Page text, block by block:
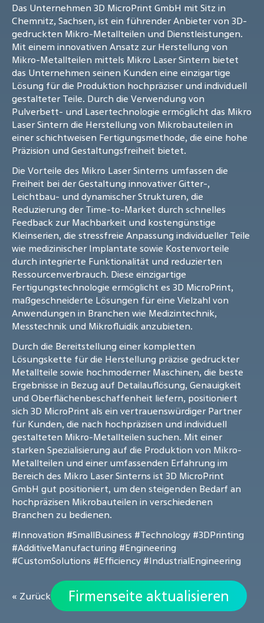
Das Unternehmen 3D MicroPrint GmbH mit Sitz in
Chemnitz, Sachsen, ist ein führender Anbieter von 3D-
gedruckten Mikro-Metallteilen und Dienstleistungen.
Mit einem innovativen Ansatz zur Herstellung von
Mikro-Metallteilen mittels Mikro Laser Sintern bietet
das Unternehmen seinen Kunden eine einzigartige
Lösung für die Produktion hochpräziser und individuell
gestalteter Teile. Durch die Verwendung von
Pulverbett- und Lasertechnologie ermöglicht das Mikro
Laser Sintern die Herstellung von Mikrobauteilen in
einer schichtweisen Fertigungsmethode, die eine hohe
Präzision und Gestaltungsfreiheit bietet.
Die Vorteile des Mikro Laser Sinterns umfassen die
Freiheit bei der Gestaltung innovativer Gitter-,
Leichtbau- und dynamischer Strukturen, die
Reduzierung der Time-to-Market durch schnelles
Feedback zur Machbarkeit und kostengünstige
Kleinserien, die stressfreie Anpassung individueller Teile
wie medizinischer Implantate sowie Kostenvorteile
durch integrierte Funktionalität und reduzierten
Ressourcenverbrauch. Diese einzigartige
Fertigungstechnologie ermöglicht es 3D MicroPrint,
maßgeschneiderte Lösungen für eine Vielzahl von
Anwendungen in Branchen wie Medizintechnik,
Messtechnik und Mikrofluidik anzubieten.
Durch die Bereitstellung einer kompletten
Lösungskette für die Herstellung präzise gedruckter
Metallteile sowie hochmoderner Maschinen, die beste
Ergebnisse in Bezug auf Detailauflösung, Genauigkeit
und Oberflächenbeschaffenheit liefern, positioniert
sich 3D MicroPrint als ein vertrauenswürdiger Partner
für Kunden, die nach hochpräzisen und individuell
gestalteten Mikro-Metallteilen suchen. Mit einer
starken Spezialisierung auf die Produktion von Mikro-
Metallteilen und einer umfassenden Erfahrung im
Bereich des Mikro Laser Sinterns ist 3D MicroPrint
GmbH gut positioniert, um den steigenden Bedarf an
hochpräzisen Mikrobauteilen in verschiedenen
Branchen zu bedienen.
#Innovation #SmallBusiness #Technology #3DPrinting
#AdditiveManufacturing #Engineering
#CustomSolutions #Efficiency #IndustrialEngineering
« Zurück Firmenseite aktualisieren